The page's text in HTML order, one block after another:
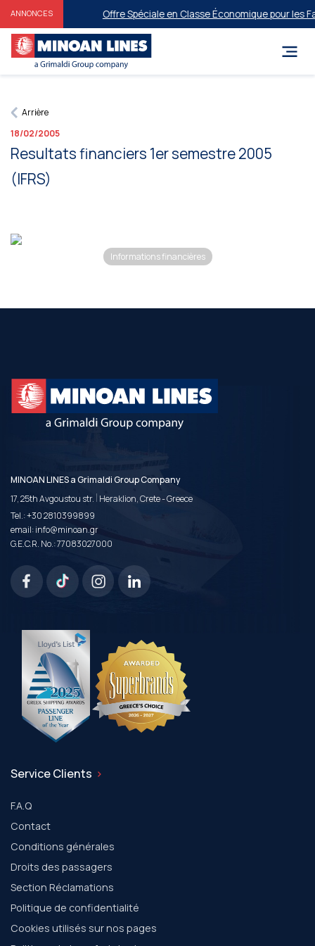
ANNONCES Offre Spéciale en Classe Économique pour les
Arrière
18/02/2005
Resultats financiers 1er semestre 2005
(IFRS)
Informations financières
MINOAN LINES a Grimaldi Group Company
17, 25th Avgoustou str. | Heraklion, Crete - Greece
Tel.:+30 2810399899
email:info@minoan.gr
G.E.C.R. No.: 77083027000
Service Clients
F.A.Q
Contact
Conditions générales
Droits des passagers
Section Réclamations
Politique de confidentialité
Cookies utilisés sur nos pages